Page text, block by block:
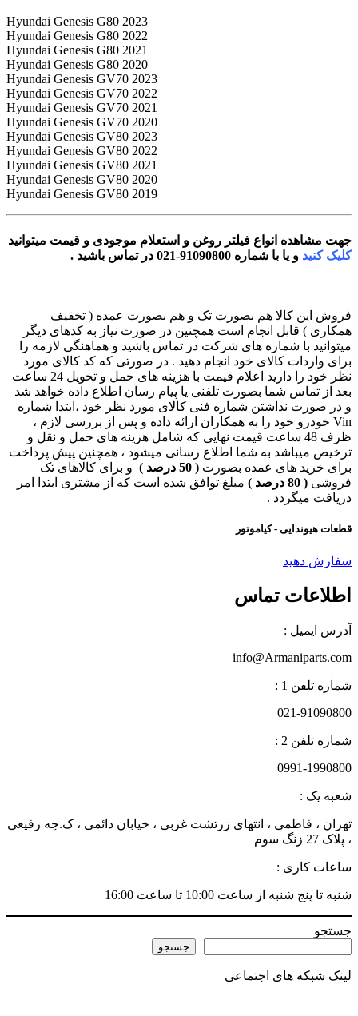
2023 Hyundai Genesis G80
2022 Hyundai Genesis G80
2021 Hyundai Genesis G80
2020 Hyundai Genesis G80
2023 Hyundai Genesis GV70
2022 Hyundai Genesis GV70
2021 Hyundai Genesis GV70
2020 Hyundai Genesis GV70
2023 Hyundai Genesis GV80
2022 Hyundai Genesis GV80
2021 Hyundai Genesis GV80
2020 Hyundai Genesis GV80
2019 Hyundai Genesis GV80
جهت مشاهده انواع فیلتر روغن و استعلام موجودی و قیمت میتوانید
کلیک کنید و یا با شماره 91090800-021 در تماس باشید .
فروش این کالا هم بصورت تک و هم بصورت عمده ( تخفیف
همکاری ) قابل انجام است همچنین در صورت نیاز به کدهای دیگر
میتوانید با شماره های شرکت در تماس باشید و هماهنگی لازمه را
برای واردات کالای خود انجام دهید . در صورتی که کد کالای مورد
نظر خود را دارید اعلام قیمت با هزینه های حمل و تحویل 24 ساعت
بعد از تماس شما بصورت تلفنی یا پیام رسان اطلاع داده خواهد شد
و در صورت نداشتن شماره فنی کالای مورد نظر خود ،ابتدا شماره
Vin خودرو خود را به همکاران ارائه داده و پس از بررسی لازم ،
ظرف 48 ساعت قیمت نهایی که شامل هزینه های حمل و نقل و
ترخیص میباشد به شما اطلاع رسانی میشود ، همچنین پیش پرداخت
برای خرید های عمده بصورت ( 50 درصد )
و برای کالاهای تک
فروشی ( 80 درصد )
مبلغ توافق شده است که از مشتری ابتدا امر
دریافت میگردد .
قطعات هیوندایی - کیاموتور
سفارش دهید
اطلاعات تماس
آدرس ایمیل :
info@Armaniparts.com
شماره تلفن 1 :
021-91090800
شماره تلفن 2 :
0991-1990800
شعبه یک :
تهران ، فاطمی ، انتهای زرتشت غربی ، خیابان دائمی ، ک.چه رفیعی
، پلاک 27 زنگ سوم
ساعات کاری :
شنبه تا پنج شنبه از ساعت 10:00 تا ساعت 16:00
جستجو
جستجو
لینک شبکه های اجتماعی